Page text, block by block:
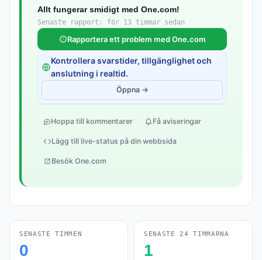
Allt fungerar smidigt med One.com!
Senaste rapport: för 13 timmar sedan
Rapportera ett problem med One.com
Kontrollera svarstider, tillgänglighet och
anslutning i realtid.
Öppna →
Hoppa till kommentarer Få aviseringar
Lägg till live-status på din webbsida
Besök One.com
SENASTE TIMMEN
0
SENASTE 24 TIMMARNA
1